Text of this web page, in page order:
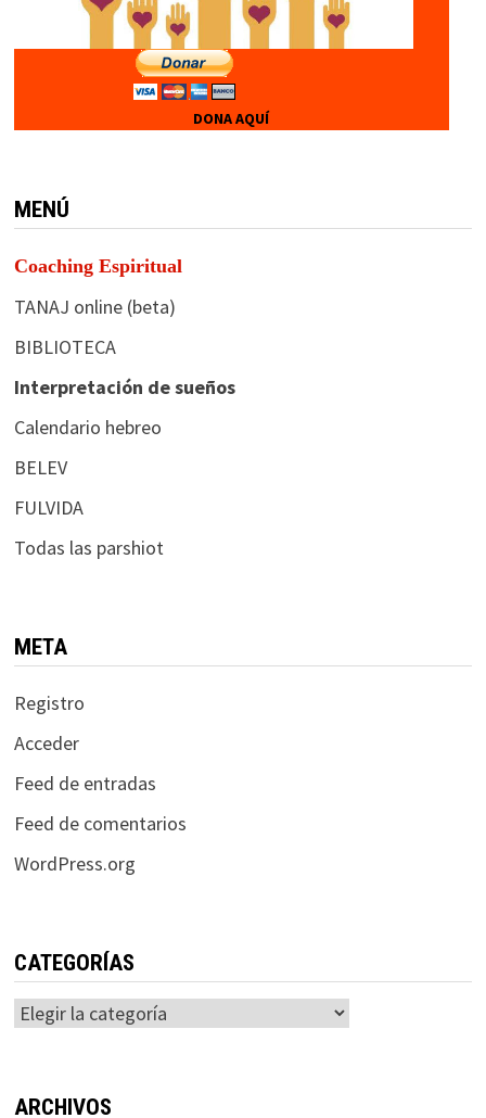
DONA AQUÍ
MENÚ
Coaching Espiritual
TANAJ online (beta)
BIBLIOTECA
Interpretación de sueños
Calendario hebreo
BELEV
FULVIDA
Todas las parshiot
META
Registro
Acceder
Feed de entradas
Feed de comentarios
WordPress.org
CATEGORÍAS
Categorías
ARCHIVOS